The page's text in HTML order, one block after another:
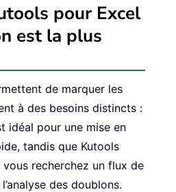
pour Excel
est la plus
de marquer les
à des besoins distincts :
idéal pour une mise en
tandis que Kutools
recherchez un flux de
des doublons.